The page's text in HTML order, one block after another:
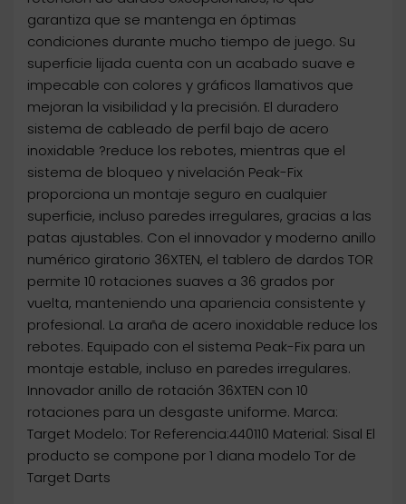
garantiza que se mantenga en óptimas
condiciones durante mucho tiempo de juego. Su
superficie lijada cuenta con un acabado suave e
impecable con colores y gráficos llamativos que
mejoran la visibilidad y la precisión. El duradero
sistema de cableado de perfil bajo de acero
inoxidable ?reduce los rebotes, mientras que el
sistema de bloqueo y nivelación Peak-Fix
proporciona un montaje seguro en cualquier
superficie, incluso paredes irregulares, gracias a las
patas ajustables. Con el innovador y moderno anillo
numérico giratorio 36XTEN, el tablero de dardos TOR
permite 10 rotaciones suaves a 36 grados por
vuelta, manteniendo una apariencia consistente y
profesional. La araña de acero inoxidable reduce los
rebotes. Equipado con el sistema Peak-Fix para un
montaje estable, incluso en paredes irregulares.
Innovador anillo de rotación 36XTEN con 10
rotaciones para un desgaste uniforme. Marca:
Target Modelo: Tor Referencia:440110 Material: Sisal El
producto se compone por 1 diana modelo Tor de
Target Darts